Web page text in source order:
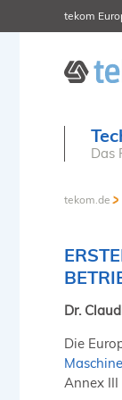
tekom
Das
tekom.de
Dr.
Die
Annex